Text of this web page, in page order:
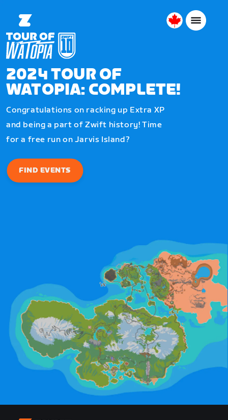
Canada
2024 TOUR OF
WATOPIA: COMPLETE!
Congratulations on racking up Extra XP
and being a part of Zwift history! Time
for a free run on Jarvis Island?
FIND EVENTS